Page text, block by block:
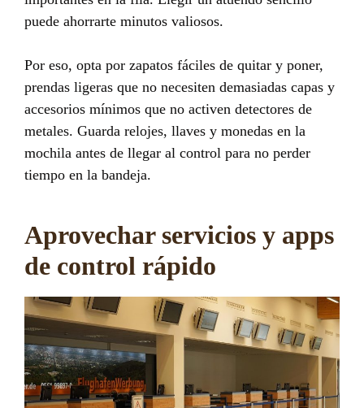
puede ahorrarte minutos valiosos.
Por eso, opta por zapatos fáciles de quitar y poner,
prendas ligeras que no necesiten demasiadas capas y
accesorios mínimos que no activen detectores de
metales. Guarda relojes, llaves y monedas en la
mochila antes de llegar al control para no perder
tiempo en la bandeja.
Aprovechar servicios y apps
de control rápido